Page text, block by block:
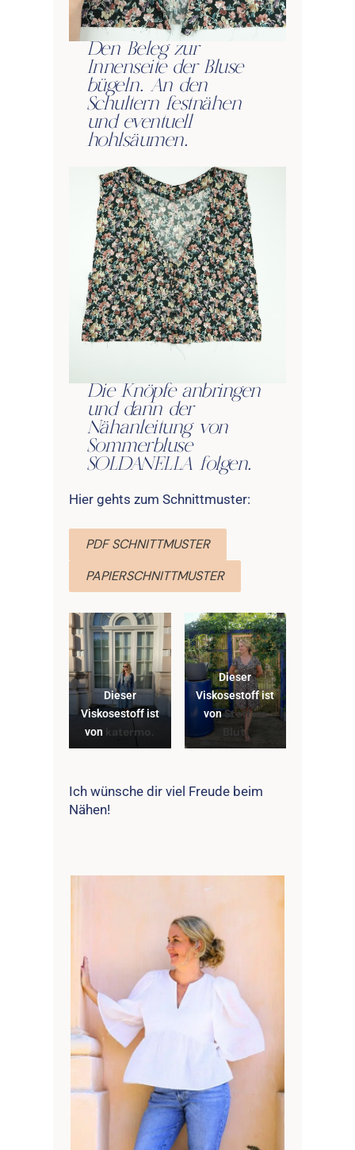
Den Beleg zur
Innenseite der Bluse
bügeln. An den
Schultern festnähen
und eventuell
hohlsäumen.
Die Knöpfe anbringen
und dann der
Nähanleitung von
Sommerbluse
SOLDANELLA folgen.
Hier gehts zum Schnittmuster:
PDF SCHNITTMUSTER
PAPIERSCHNITTMUSTER
Dieser
Viskosestoff ist
von katermo.
Dieser
Viskosestoff ist
vonStoff im
Blut.
Ich wünsche dir viel Freude beim
Nähen!